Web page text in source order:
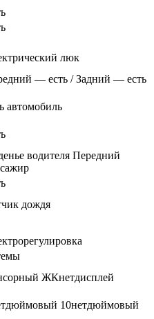
люк
— есть / Задний — есть
автомобиль
водителя Передний
дождя
ЖКнетдисплей
10нетдюймовый